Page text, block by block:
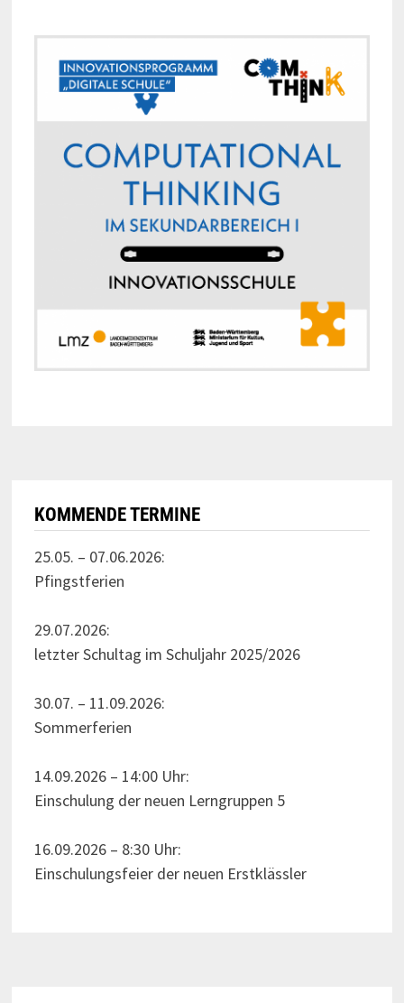
KOMMENDE TERMINE
25.05. – 07.06.2026:
Pfingstferien
29.07.2026:
letzter Schultag im Schuljahr 2025/2026
30.07. – 11.09.2026:
Sommerferien
14.09.2026 – 14:00 Uhr:
Einschulung der neuen Lerngruppen 5
16.09.2026 – 8:30 Uhr:
Einschulungsfeier der neuen Erstklässler